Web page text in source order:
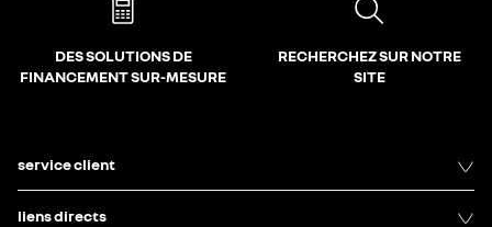
DES SOLUTIONS DE
FINANCEMENT SUR-MESURE
RECHERCHEZ SUR NOTRE
SITE
service client
liens directs